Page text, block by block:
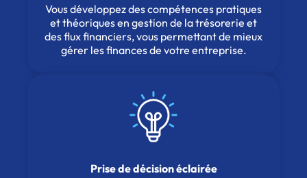
Vous développez des compétences pratiques
et théoriques en gestion de la trésorerie et
des flux financiers, vous permettant de mieux
gérer les finances de votre entreprise.
Prise de décision éclairée